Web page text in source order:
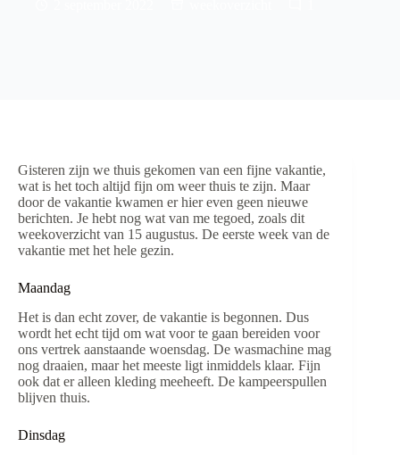
Gisteren zijn we thuis gekomen van een fijne vakantie,
wat is het toch altijd fijn om weer thuis te zijn. Maar
door de vakantie kwamen er hier even geen nieuwe
berichten. Je hebt nog wat van me tegoed, zoals dit
weekoverzicht van 15 augustus. De eerste week van de
vakantie met het hele gezin.
Maandag
Het is dan echt zover, de vakantie is begonnen. Dus
wordt het echt tijd om wat voor te gaan bereiden voor
ons vertrek aanstaande woensdag. De wasmachine mag
nog draaien, maar het meeste ligt inmiddels klaar. Fijn
ook dat er alleen kleding meeheeft. De kampeerspullen
blijven thuis.
Dinsdag